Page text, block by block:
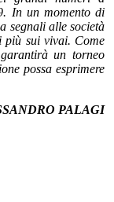
In un momento di
segnali alle società
più sui vivai. Come
un torneo
possa esprimere
PALAGI